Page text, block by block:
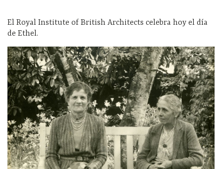
El Royal Institute of British Architects celebra hoy el día
de Ethel.